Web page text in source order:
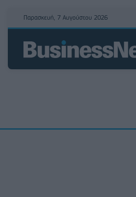
Παρασκευή, 7 Αυγούστου 2026